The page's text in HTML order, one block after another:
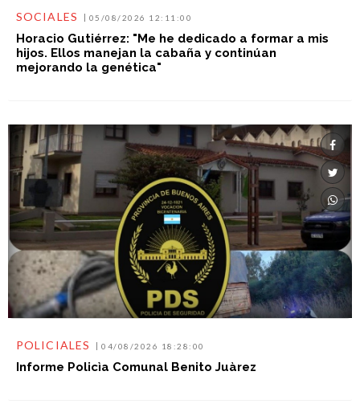
SOCIALES 05/08/2026 12:11:00
Horacio Gutiérrez: "Me he dedicado a formar a mis
hijos. Ellos manejan la cabaña y continúan
mejorando la genética"
POLICIALES 04/08/2026 18:28:00
Informe Policìa Comunal Benito Juàrez